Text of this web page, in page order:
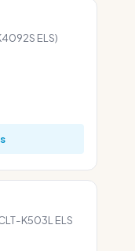
ELS)
K503L ELS